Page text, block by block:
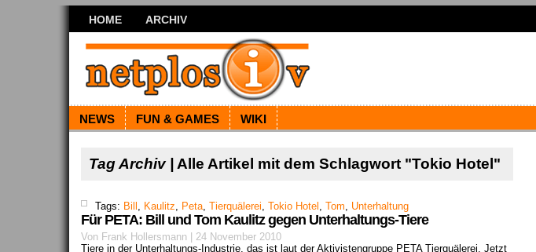
HOME ARCHIV
NEWS FUN & GAMES WIKI
Tag Archiv | Alle Artikel mit dem Schlagwort "Tokio Hotel"
Tags: Bill , Kaulitz, Peta, Tierquälerei, Tokio Hotel , Tom, Unterhaltung
Für PETA: Bill und Tom Kaulitz gegen Unterhaltungs-Tiere
Von Frank Hollersmann | 24 November 2010
Tiere in der Unterhaltungs-Industrie, das ist laut der Aktivistengruppe PETA Tierquälerei. Jetzt